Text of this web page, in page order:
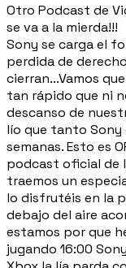
Otro Podcast de
se va a la mierda!!!
Sony se carga el
perdida de
cierran...Vamos
tan rápido que ni
descanso de
lío que tanto Sony
semanas. Esto es
podcast oficial de
traemos un
lo disfrutéis en la
debajo del aire
estamos por que
jugando 16:00